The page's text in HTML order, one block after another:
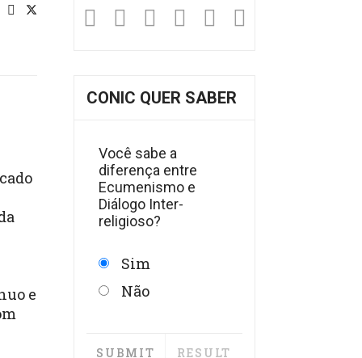
e
Facebook
Twitter
Instagram
YouTube
Fickr
CONIC QUER SABER
Você sabe a
diferença entre
Ecumenismo e
Diálogo Inter-
religioso?
Sim
Não